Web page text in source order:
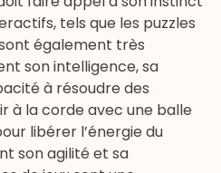
tels que les puzzles
également très
son intelligence, sa
à résoudre des
à la corde avec une balle
libérer l’énergie du
son agilité et sa